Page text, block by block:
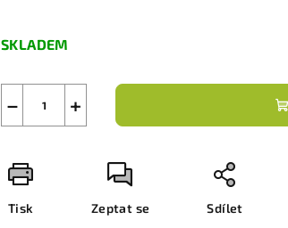
cena:
SKLADEM
+
−
Tisk Zeptat se Sdílet